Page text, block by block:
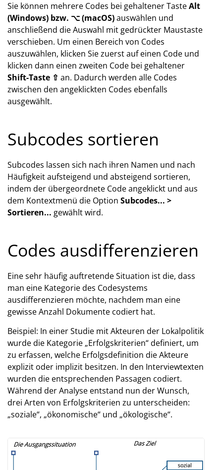
Sie können mehrere Codes bei gehaltener TasteAlt
(Windows) bzw. ⌥ (macOS)auswählen und
anschließend die Auswahl mit gedrückter Maustaste
verschieben. Um einen Bereich von Codes
auszuwählen, klicken Sie zuerst auf einen Code und
klicken dann einen zweiten Code bei gehaltener
Shift-Taste ⇧ an. Dadurch werden alle Codes
zwischen den angeklickten Codes ebenfalls
ausgewählt.
Subcodes sortieren
Subcodes lassen sich nach ihren Namen und nach
Häufigkeit aufsteigend und absteigend sortieren,
indem der übergeordnete Code angeklickt und aus
dem Kontextmenü die Option Subcodes... >
Sortieren... gewählt wird.
Codes ausdifferenzieren
Eine sehr häufig auftretende Situation ist die, dass
man eine Kategorie des Codesystems
ausdifferenzieren möchte, nachdem man eine
gewisse Anzahl Dokumente codiert hat.
Beispiel: In einer Studie mit Akteuren der Lokalpolitik
wurde die Kategorie „Erfolgskriterien“ definiert, um
zu erfassen, welche Erfolgsdefinition die Akteure
explizit oder implizit besitzen. In den Interviewtexten
wurden die entsprechenden Passagen codiert.
Während der Analyse entstand nun der Wunsch,
drei Arten von Erfolgskriterien zu unterscheiden:
„soziale“, „ökonomische“ und „ökologische“.